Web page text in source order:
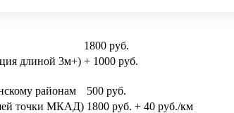
1800 руб.
длиной 3м+) + 1000 руб.
районам
500 руб.
точки МКАД) 1800 руб. + 40 руб./км